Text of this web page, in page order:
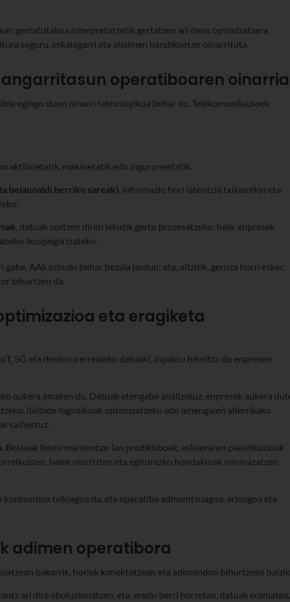
gertatutakoa interpretatzetik gertatzen ari dena optimizatzera
seguru, eskalagarri eta ahalmen handikoetan oinarrituta.
operatiboaren oinarria
egingo duen oinarri teknologikoa behar du. Telekomunikazioek
aktiboetatik, makinetatik edo inguruneetatik.
belaunaldi berriko sareak), informazio hori latentzia txikiarekin eta
, datuak sortzen diren lekutik gertu prozesatzeko; hala, enpresek
ikuspegia izateko.
AAk ezin du behar bezala jardun; eta, aitzitik, geruza horri esker,
bihurtzen da.
eta eragiketa
5G eta denbora errealeko datuak), inpaktu bikoitza du enpresen
aukera ematen du. Datuak etengabe analizatuz, enpresek aukera
ibilbide logistikoak optimizatzeko edo lehengaien alferrikako
saihestuz.
Besteak beste mantentze-lan prediktiboek, eskaeraren planifikazioak
haiek murrizten eta egiturazko hondakinak minimizatzen
txikiagoa da, eta operatiba adimentsuagoa, arinagoa eta
adimen operatibora
bakarrik, horiek konektatzean eta adimendun bihurtzean
ari dira eboluzionatzen, eta, eredu berri horretan, datuak